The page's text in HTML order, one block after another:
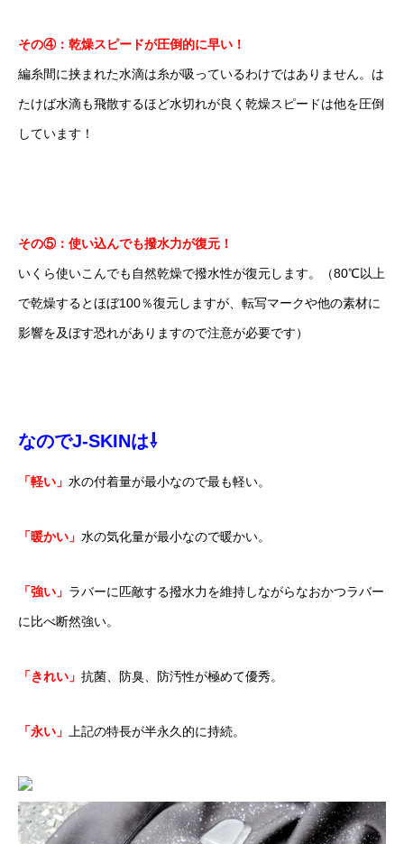
その④：乾燥スピードが圧倒的に早い！
編糸間に挟まれた水滴は糸が吸っているわけではありません。は
たけば水滴も飛散するほど水切れが良く乾燥スピードは他を圧倒
しています！
その⑤：使い込んでも撥水力が復元！
いくら使いこんでも自然乾燥で撥水性が復元します。（80℃以上
で乾燥するとほぼ100％復元しますが、 転写マークや他の素材に
影響を及ぼす恐れがありますので注意が必要です）
なのでJ-SKINは⇩
「軽い」 水の付着量が最小なので最も軽い。
「暖かい」 水の気化量が最小なので暖かい。
「強い」 ラバーに匹敵する撥水力を維持しながらなおかつラバー
に比べ断然強い。
「きれい」 抗菌、防臭、防汚性が極めて優秀。
「永い」 上記の特長が半永久的に持続。